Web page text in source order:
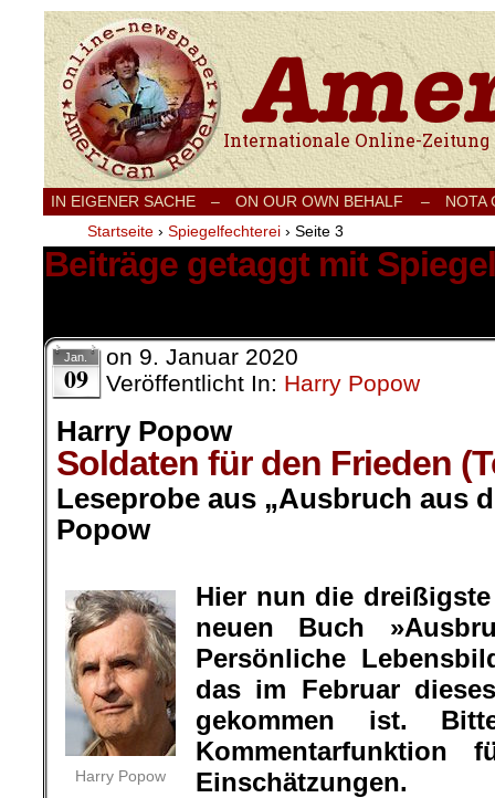
Internationale Onlinezeitung für Frieden,
IN EIGENER SACHE – ON OUR OWN BEHALF –
NOTA
Startseite › Spiegelfechterei › Seite 3
Beiträge getaggt mit
Jan.
09
on 9. Januar 2020
Veröffentlicht In: Harry Popow
Harry Popow
Soldaten für den Frieden
Leseprobe aus „Ausbruch aus
Popow
Harry Popow
Hier nun die
neuen Buch
Persönliche
das im Februar
gekommen ist.
Einschätzungen.